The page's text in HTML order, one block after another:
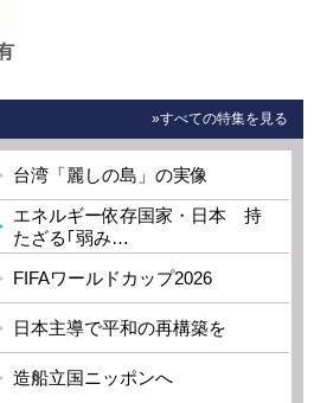
»すべての特集を見る
台湾「麗しの島」の実像
エネルギー依存国家・日本 持
たざる｢弱み…
FIFAワールドカップ2026
日本主導で平和の再構築を
造船立国ニッポンへ